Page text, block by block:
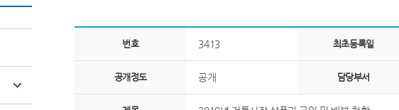
번호 3413 최초등록일
공개정도 공개 담당부서